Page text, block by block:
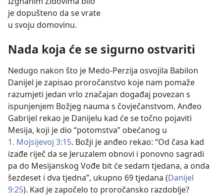
je dopušteno da se vrate
u svoju domovinu.
Nada koja će se sigurno ostvariti
Nedugo nakon što je Medo-Perzija osvojila Babilon
Danijel je zapisao proročanstvo koje nam pomaže
razumjeti jedan vrlo značajan događaj povezan s
ispunjenjem Božjeg nauma s čovječanstvom. Anđeo
Gabrijel rekao je Danijelu kad će se točno pojaviti
Mesija, koji je dio “potomstva” obećanog u
1. Mojsijevoj 3:15. Božji je anđeo rekao: “Od časa kad
izađe riječ da se Jeruzalem obnovi i ponovno sagradi
pa do Mesijanskog Vođe bit će sedam tjedana, a onda
šezdeset i dva tjedna”, ukupno 69 tjedana (Danijel
9:25). Kad je započelo to proročansko razdoblje?